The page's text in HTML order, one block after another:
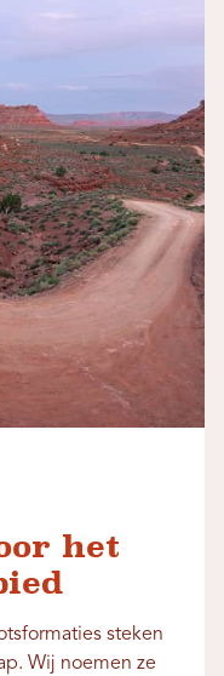
het
steken
Wij noemen ze